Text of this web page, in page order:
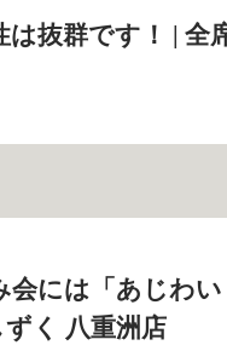
抜群です！ | 全
会には「あじわ
く 八重洲店